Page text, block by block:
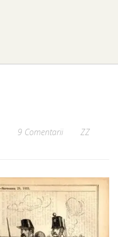
9 Comentarii
ZZ